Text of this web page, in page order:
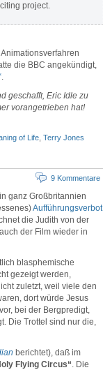
project.
die BBC angekündigt,
.
geschafft, Eric Idle zu
vorangetrieben hat!
of Life Terry Jones
9 Kommentare
ganz Großbritannien
Aufführungsverbot
die Judith von der
der Film wieder in
blasphemische
gezeigt werden,
zuletzt, weil viele den
dort würde Jesus
bei der Bergpredigt,
Die Trottel sind nur die,
berichtet), daß im
Flying Circus“. Die